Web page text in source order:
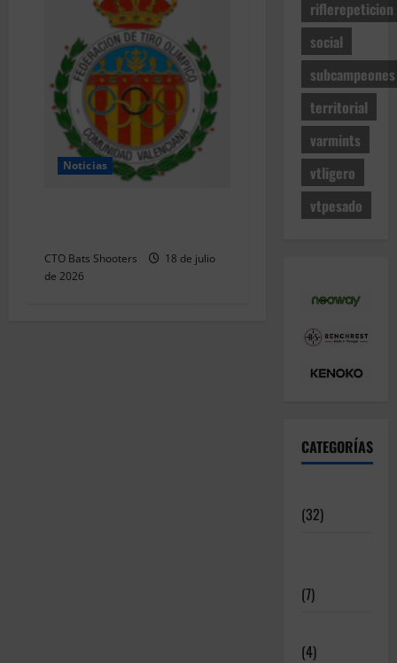
Noticias
CTO Bats Shooters
18 de julio
de 2026
riflerepeticion
social
subcampeones
territorial
varmints
vtligero
vtpesado
CATEGORÍAS
(32)
(7)
(4)